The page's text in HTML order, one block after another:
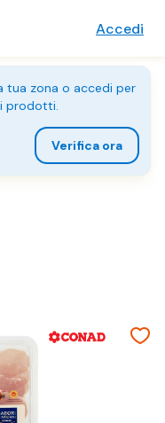
Accedi
tua zona o accedi per
prodotti.
Verifica ora